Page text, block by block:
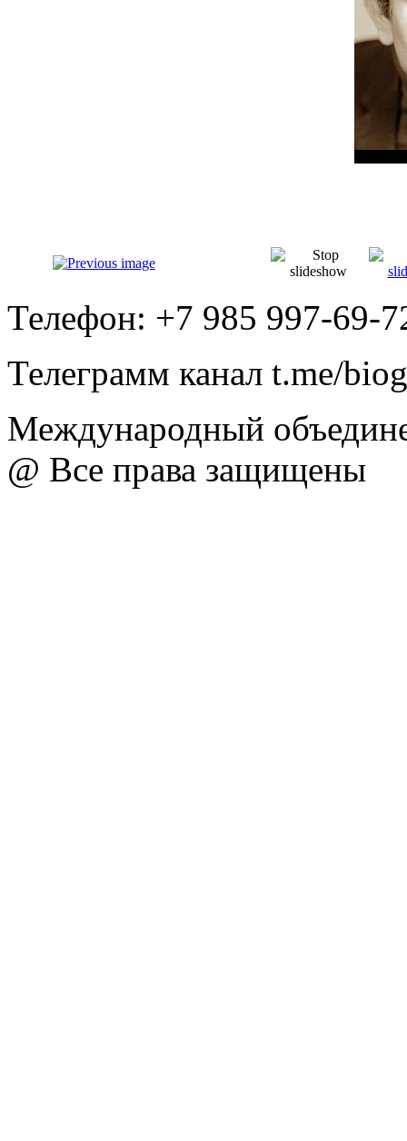
Телефон: +7 985 997-69-
Телеграмм канал t.me/
Международный
@ Все права защищены